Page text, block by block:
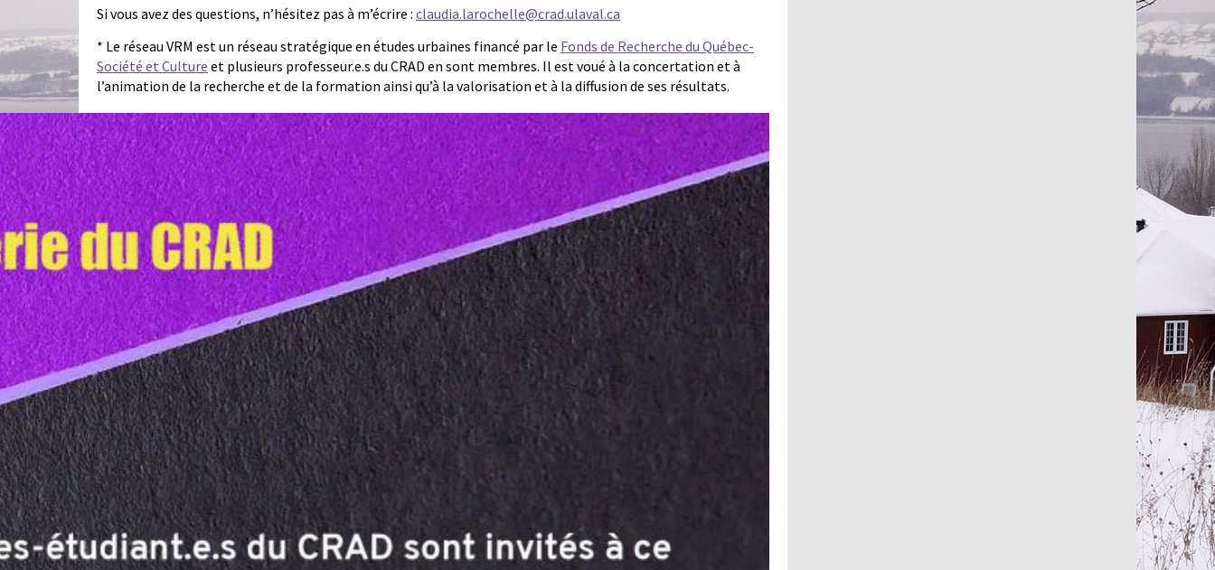
Si vous avez des questions, n’hésitez pas à m’écrire : claudia.larochelle@crad.ulaval.ca
* Le réseau VRM est un réseau stratégique en études urbaines financé par le Fonds de Recherche du Québec-
Société et Culture et plusieurs professeur.e.s du CRAD en sont membres. Il est voué à la concertation et à
l’animation de la recherche et de la formation ainsi qu’à la valorisation et à la diffusion de ses résultats.